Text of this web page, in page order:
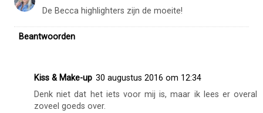
De Becca highlighters zijn de moeite!
Beantwoorden
Kiss & Make-up 30 augustus 2016 om 12:34
Denk niet dat het iets voor mij is, maar ik lees er overal
zoveel goeds over.